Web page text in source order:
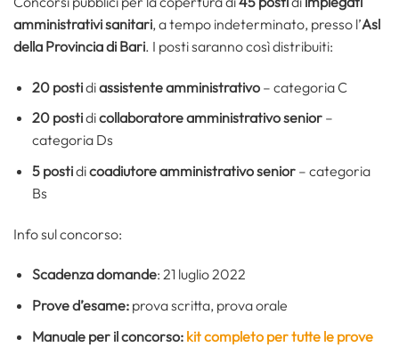
amministrativi sanitari, a tempo indeterminato, presso l’Asl
della Provincia di Bari. I posti saranno così distribuiti:
20 postidiassistente amministrativo– categoria C
20 postidicollaboratore amministrativo senior –
categoria Ds
5 postidicoadiutore amministrativo senior– categoria
Bs
Info sul concorso:
Scadenza domande: 21 luglio 2022
Prove d’esame:prova scritta, prova orale
Manuale per il concorso: kit completo per tutte le prove